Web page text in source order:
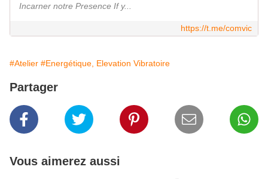
Incarner notre Presence If y...
https://t.me/comvic
#Atelier #Energétique, Elevation Vibratoire
Partager
Vous aimerez aussi